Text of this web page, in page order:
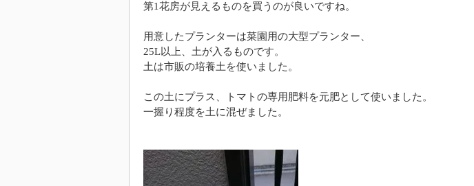
第1花房が見えるものを買うのが良いですね。
用意したプランターは菜園用の大型プランター、
25L以上、土が入るものです。
土は市販の培養土を使いました。
この土にプラス、トマトの専用肥料を元肥として使いました。
一握り程度を土に混ぜました。